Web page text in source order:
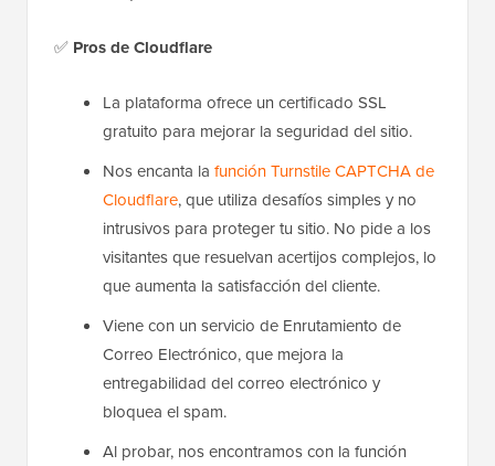
✅ Pros de Cloudflare
La plataforma ofrece un certificado SSL
gratuito para mejorar la seguridad del sitio.
Nos encanta la función Turnstile CAPTCHA de
Cloudflare, que utiliza desafíos simples y no
intrusivos para proteger tu sitio. No pide a los
visitantes que resuelvan acertijos complejos, lo
que aumenta la satisfacción del cliente.
Viene con un servicio de Enrutamiento de
Correo Electrónico, que mejora la
entregabilidad del correo electrónico y
bloquea el spam.
Al probar, nos encontramos con la función